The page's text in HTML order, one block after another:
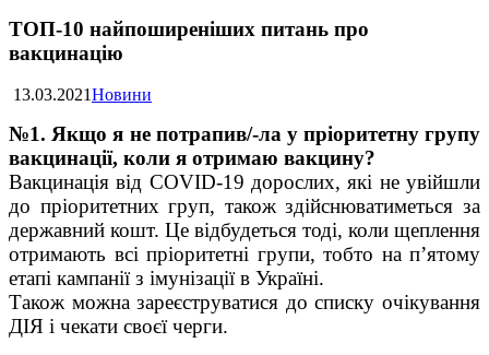
ТОП-10 найпоширеніших питань про
вакцинацію
13.03.2021Новини
№1. Якщо я не потрапив/-ла у пріоритетну групу
вакцинації, коли я отримаю вакцину?
Вакцинація від COVID-19 дорослих, які не увійшли
до пріоритетних груп, також здійснюватиметься за
державний кошт. Це відбудеться тоді, коли щеплення
отримають всі пріоритетні групи, тобто на п’ятому
етапі кампанії з імунізації в Україні.
Також можна зареєструватися до списку очікування
ДІЯ і чекати своєї черги.